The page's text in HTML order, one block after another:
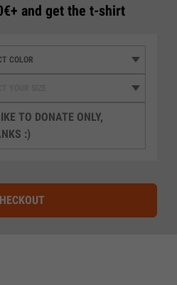
and get the t-shirt
TO DONATE ONLY,
:)